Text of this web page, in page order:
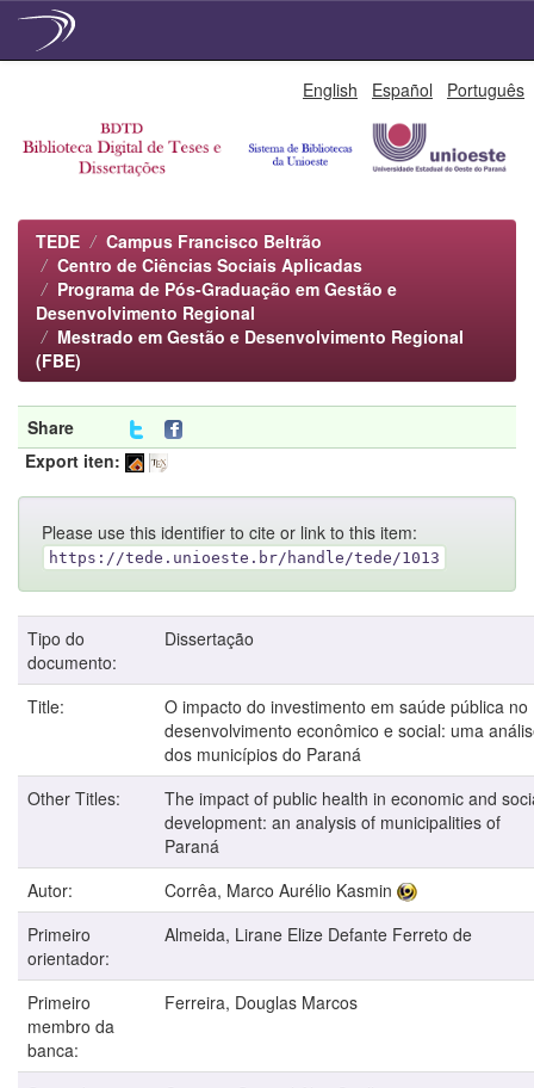
English Español Português
TEDE
Campus Francisco Beltrão
Centro de Ciências Sociais Aplicadas
Programa de Pós-Graduação em Gestão e
Desenvolvimento Regional
Mestrado em Gestão e Desenvolvimento Regional
(FBE)
Share
Export iten:
Please use this identifier to cite or link to this item:
https://tede.unioeste.br/handle/tede/1013
Tipo do
documento:
Dissertação
Title:
O impacto do investimento em saúde pública no
desenvolvimento econômico e social: uma
dos municípios do Paraná
Other Titles:
The impact of public health in economic and
development: an analysis of municipalities of
Paraná
Autor:
Corrêa, Marco Aurélio Kasmin
Primeiro
orientador:
Almeida, Lirane Elize Defante Ferreto de
Primeiro
membro da
banca:
Ferreira, Douglas Marcos